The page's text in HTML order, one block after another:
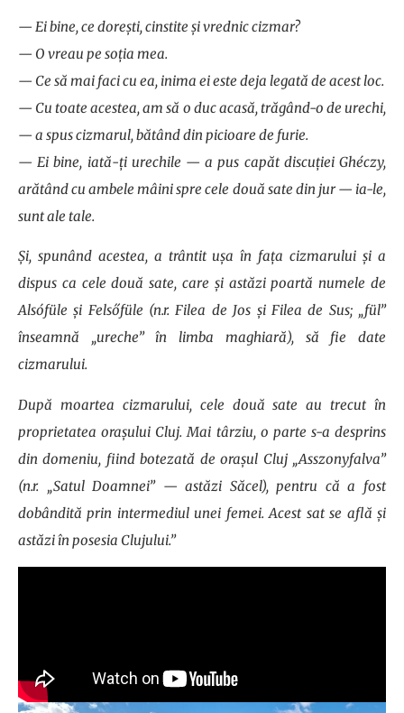
— Ei bine, ce dorești, cinstite și vrednic cizmar?
— O vreau pe soția mea.
— Ce să mai faci cu ea, inima ei este deja legată de acest loc.
— Cu toate acestea, am să o duc acasă, trăgând-o de urechi,
— a spus cizmarul, bătând din picioare de furie.
— Ei bine, iată-ți urechile — a pus capăt discuției Ghéczy,
arătând cu ambele mâini spre cele două sate din jur — ia-le,
sunt ale tale.
Și, spunând acestea, a trântit ușa în fața cizmarului și a
dispus ca cele două sate, care și astăzi poartă numele de
Alsófüle și Felsőfüle (n.r. Filea de Jos și Filea de Sus; „fül”
înseamnă „ureche” în limba maghiară), să fie date
cizmarului.
După moartea cizmarului, cele două sate au trecut în
proprietatea orașului Cluj. Mai târziu, o parte s-a desprins
din domeniu, fiind botezată de orașul Cluj „Asszonyfalva”
(n.r. „Satul Doamnei” — astăzi Săcel), pentru că a fost
dobândită prin intermediul unei femei. Acest sat se află și
astăzi în posesia Clujului.”